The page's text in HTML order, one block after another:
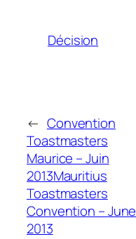
Décision
← Convention
Toastmasters
Maurice – Juin
2013Mauritius
Toastmasters
Convention – June
2013